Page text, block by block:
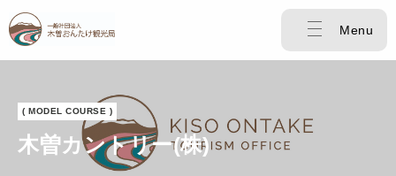
Menu
( MODEL COURSE )
木曽カントリー(株)